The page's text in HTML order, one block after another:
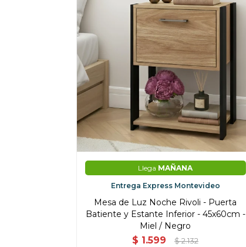
Llega MAÑANA
Entrega Express Montevideo
Mesa de Luz Noche Rivoli - Puerta
Batiente y Estante Inferior - 45x60cm -
Miel / Negro
$ 1.599 $ 2.132